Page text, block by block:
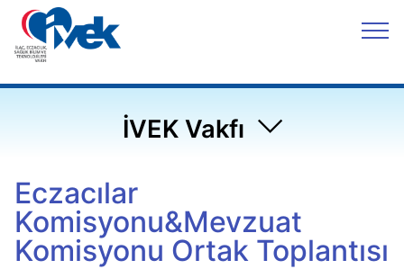
İVEK Vakfı
Eczacılar
Komisyonu&Mevzuat
Komisyonu Ortak Toplantısı